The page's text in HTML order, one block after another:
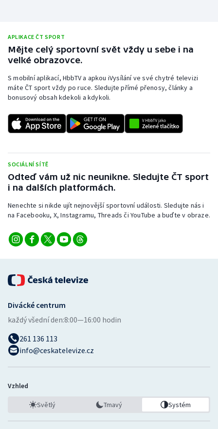
Plavání
Plážový volejbal
Ragby
Rychlobruslení
Short track
Sportovní střelba
Stolní tenis
Triatlon
Vodní slalom
Ostatní
APLIKACE ČT SPORT
Mějte celý sportovní svět vždy u sebe i na
velké obrazovce.
S mobilní aplikací, HbbTV a apkou iVysílání ve své chytré televizi
máte ČT sport vždy po ruce. Sledujte přímé přenosy, články a
bonusový obsah kdekoli a kdykoli.
SOCIÁLNÍ SÍTĚ
Odteď vám už nic neunikne. Sledujte ČT sport
i na dalších platformách.
Nenechte si nikde ujít nejnovější sportovní události. Sledujte nás i
na Facebooku, X, Instagramu, Threads či YouTube a buďte v obraze.
Divácké centrum
každý všední den:8:00—16:00 hodin
261 136 113
info@ceskatelevize.cz
Vzhled
Světlý Tmavý Systém